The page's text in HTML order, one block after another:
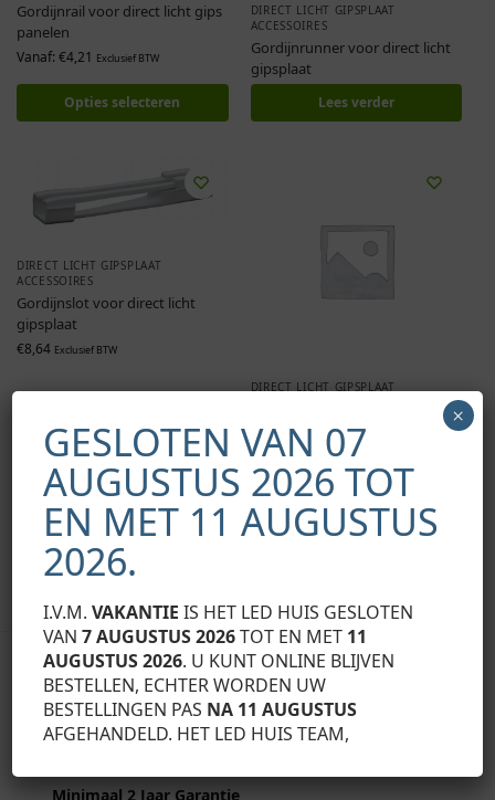
Gordijnrail voor direct licht gips
panelen
Vanaf: €4,21 Exclusief BTW
Opties selecteren
DIRECT LICHT GIPSPLAAT
ACCESSOIRES
Gordijnrunner voor direct licht
gipsplaat
Lees verder
DIRECT LICHT GIPSPLAAT
ACCESSOIRES
Gordijnslot voor direct licht
gipsplaat
€8,64 Exclusief BTW
Opties selecteren
DIRECT LICHT GIPSPLAAT
Led profiel afdekking voor
direct licht gipsplaat
€9,50 Exclusief BTW
Opties selecteren
Toont alle 4 resultaten
Uw B2B partner.
Voor Professionele Led Profiel Oplossingen
Gunstige Prijzen
Minimaal 2 Jaar Garantie
GESLOTEN VAN 07
AUGUSTUS 2026 TOT
EN MET 11 AUGUSTUS
2026.
I.V.M.VAKANTIE IS HET LED HUIS GESLOTEN
VAN7 AUGUSTUS 2026TOT EN MET 11
AUGUSTUS 2026. U KUNT ONLINE BLIJVEN
BESTELLEN, ECHTER WORDEN UW
BESTELLINGEN PAS NA 11 AUGUSTUS
AFGEHANDELD. HET LED HUIS TEAM,
×